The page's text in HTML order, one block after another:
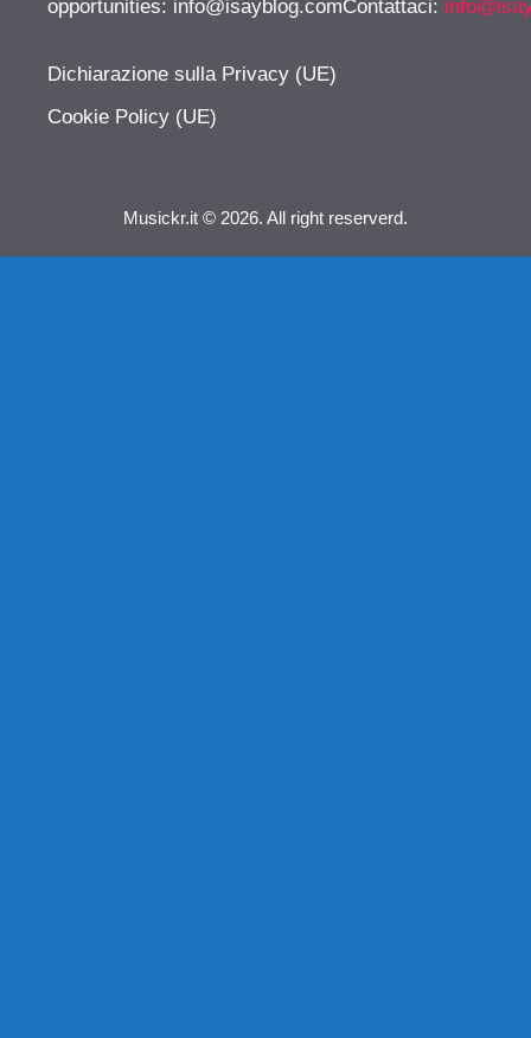
opportunities: info@isayblog.comContattaci:
Dichiarazione sulla Privacy (UE)
Cookie Policy (UE)
Musickr.it © 2026. All right reserverd.